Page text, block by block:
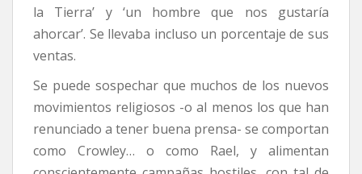
la Tierra’ y ‘un hombre que nos gustaría
ahorcar’. Se llevaba incluso un porcentaje de sus
ventas.
Se puede sospechar que muchos de los nuevos
movimientos religiosos -o al menos los que han
renunciado a tener buena prensa- se comportan
como Crowley… o como Rael, y alimentan